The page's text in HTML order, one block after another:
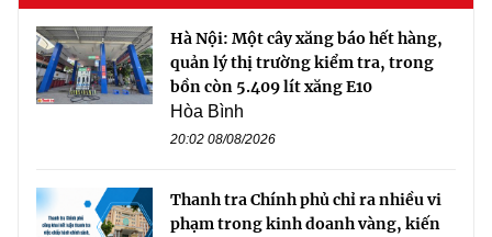
Hà Nội: Một cây xăng báo hết hàng,
quản lý thị trường kiểm tra, trong
bồn còn 5.409 lít xăng E10
Hòa Bình
20:02 08/08/2026
Thanh tra Chính phủ chỉ ra nhiều vi
phạm trong kinh doanh vàng, kiến